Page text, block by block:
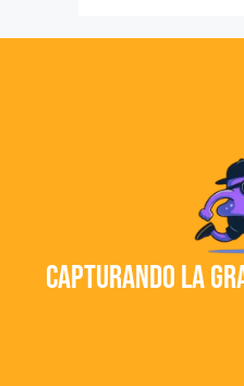
Capturando la